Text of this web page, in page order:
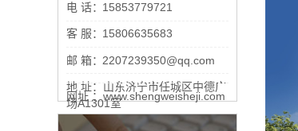
电 话： 15853779721
客 服： 15806635683
邮 箱： 2207239350@qq.com
地 址：山东济宁市任城区中德广
场A1301室
网址 ：www.shengweisheji.com